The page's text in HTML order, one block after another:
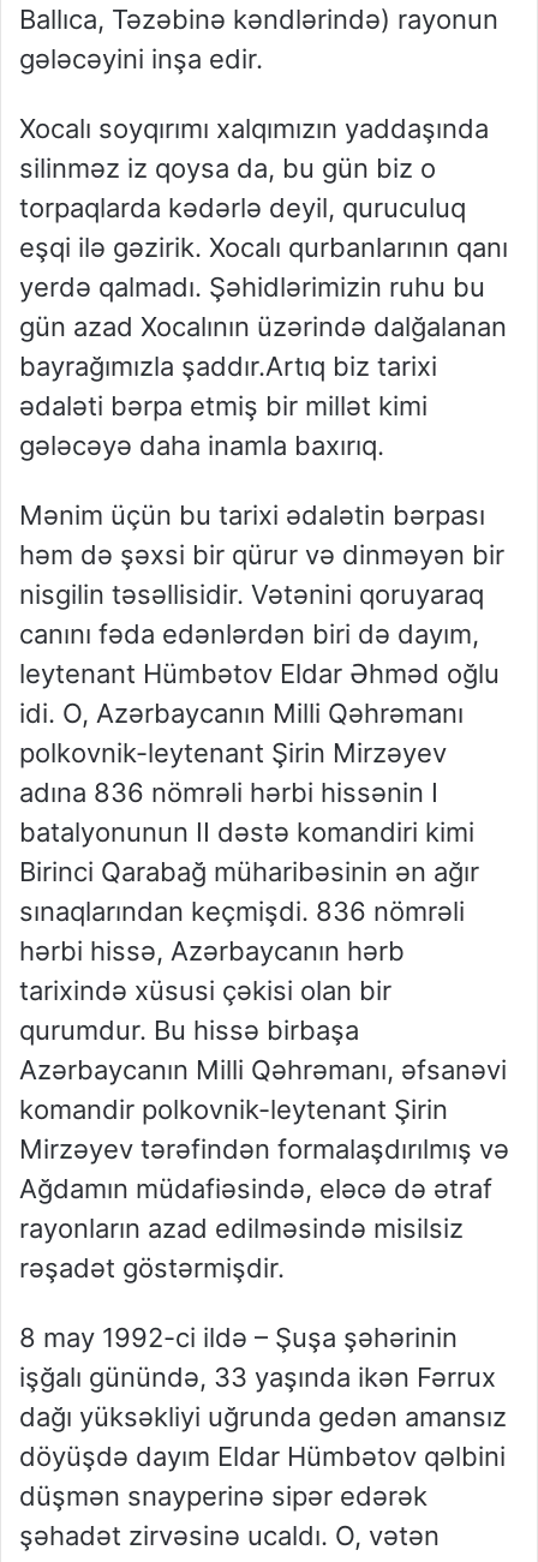
Ballıca, Təzəbinə kəndlərində) rayonun
gələcəyini inşa edir.
Xocalı soyqırımı xalqımızın yaddaşında
silinməz iz qoysa da, bu gün biz o
torpaqlarda kədərlə deyil, quruculuq
eşqi ilə gəzirik. Xocalı qurbanlarının qanı
yerdə qalmadı. Şəhidlərimizin ruhu bu
gün azad Xocalının üzərində dalğalanan
bayrağımızla şaddır.Artıq biz tarixi
ədaləti bərpa etmiş bir millət kimi
gələcəyə daha inamla baxırıq.
Mənim üçün bu tarixi ədalətin bərpası
həm də şəxsi bir qürur və dinməyən bir
nisgilin təsəllisidir. Vətənini qoruyaraq
canını fəda edənlərdən biri də dayım,
leytenant Hümbətov Eldar Əhməd oğlu
idi. O, Azərbaycanın Milli Qəhrəmanı
polkovnik-leytenant Şirin Mirzəyev
adına 836 nömrəli hərbi hissənin I
batalyonunun II dəstə komandiri kimi
Birinci Qarabağ müharibəsinin ən ağır
sınaqlarından keçmişdi. 836 nömrəli
hərbi hissə, Azərbaycanın hərb
tarixində xüsusi çəkisi olan bir
qurumdur. Bu hissə birbaşa
Azərbaycanın Milli Qəhrəmanı, əfsanəvi
komandir polkovnik-leytenant Şirin
Mirzəyev tərəfindən formalaşdırılmış və
Ağdamın müdafiəsində, eləcə də ətraf
rayonların azad edilməsində misilsiz
rəşadət göstərmişdir.
8 may 1992-ci ildə – Şuşa şəhərinin
işğalı günündə, 33 yaşında ikən Fərrux
dağı yüksəkliyi uğrunda gedən amansız
döyüşdə dayım Eldar Hümbətov qəlbini
düşmən snayperinə sipər edərək
şəhadət zirvəsinə ucaldı. O, vətən